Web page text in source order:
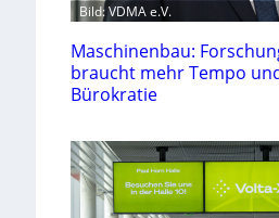
Bild: VDMA e.V.
Maschinenbau:
braucht mehr Tempo
Bürokratie